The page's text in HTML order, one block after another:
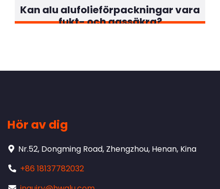
Kan alu alufolieförpackningar vara
fukt- och gassäkra?
Hör av dig
Nr.52, Dongming Road, Zhengzhou, Henan, Kina
+86 18137782032